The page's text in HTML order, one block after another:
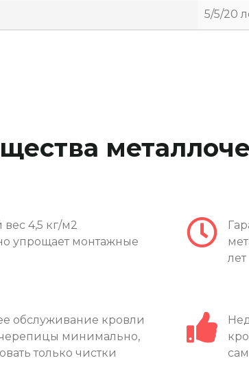
5/5/20
4,5 кг/м2
упрощает монтажные
обслуживание кровли
минимально,
только чистки
лет